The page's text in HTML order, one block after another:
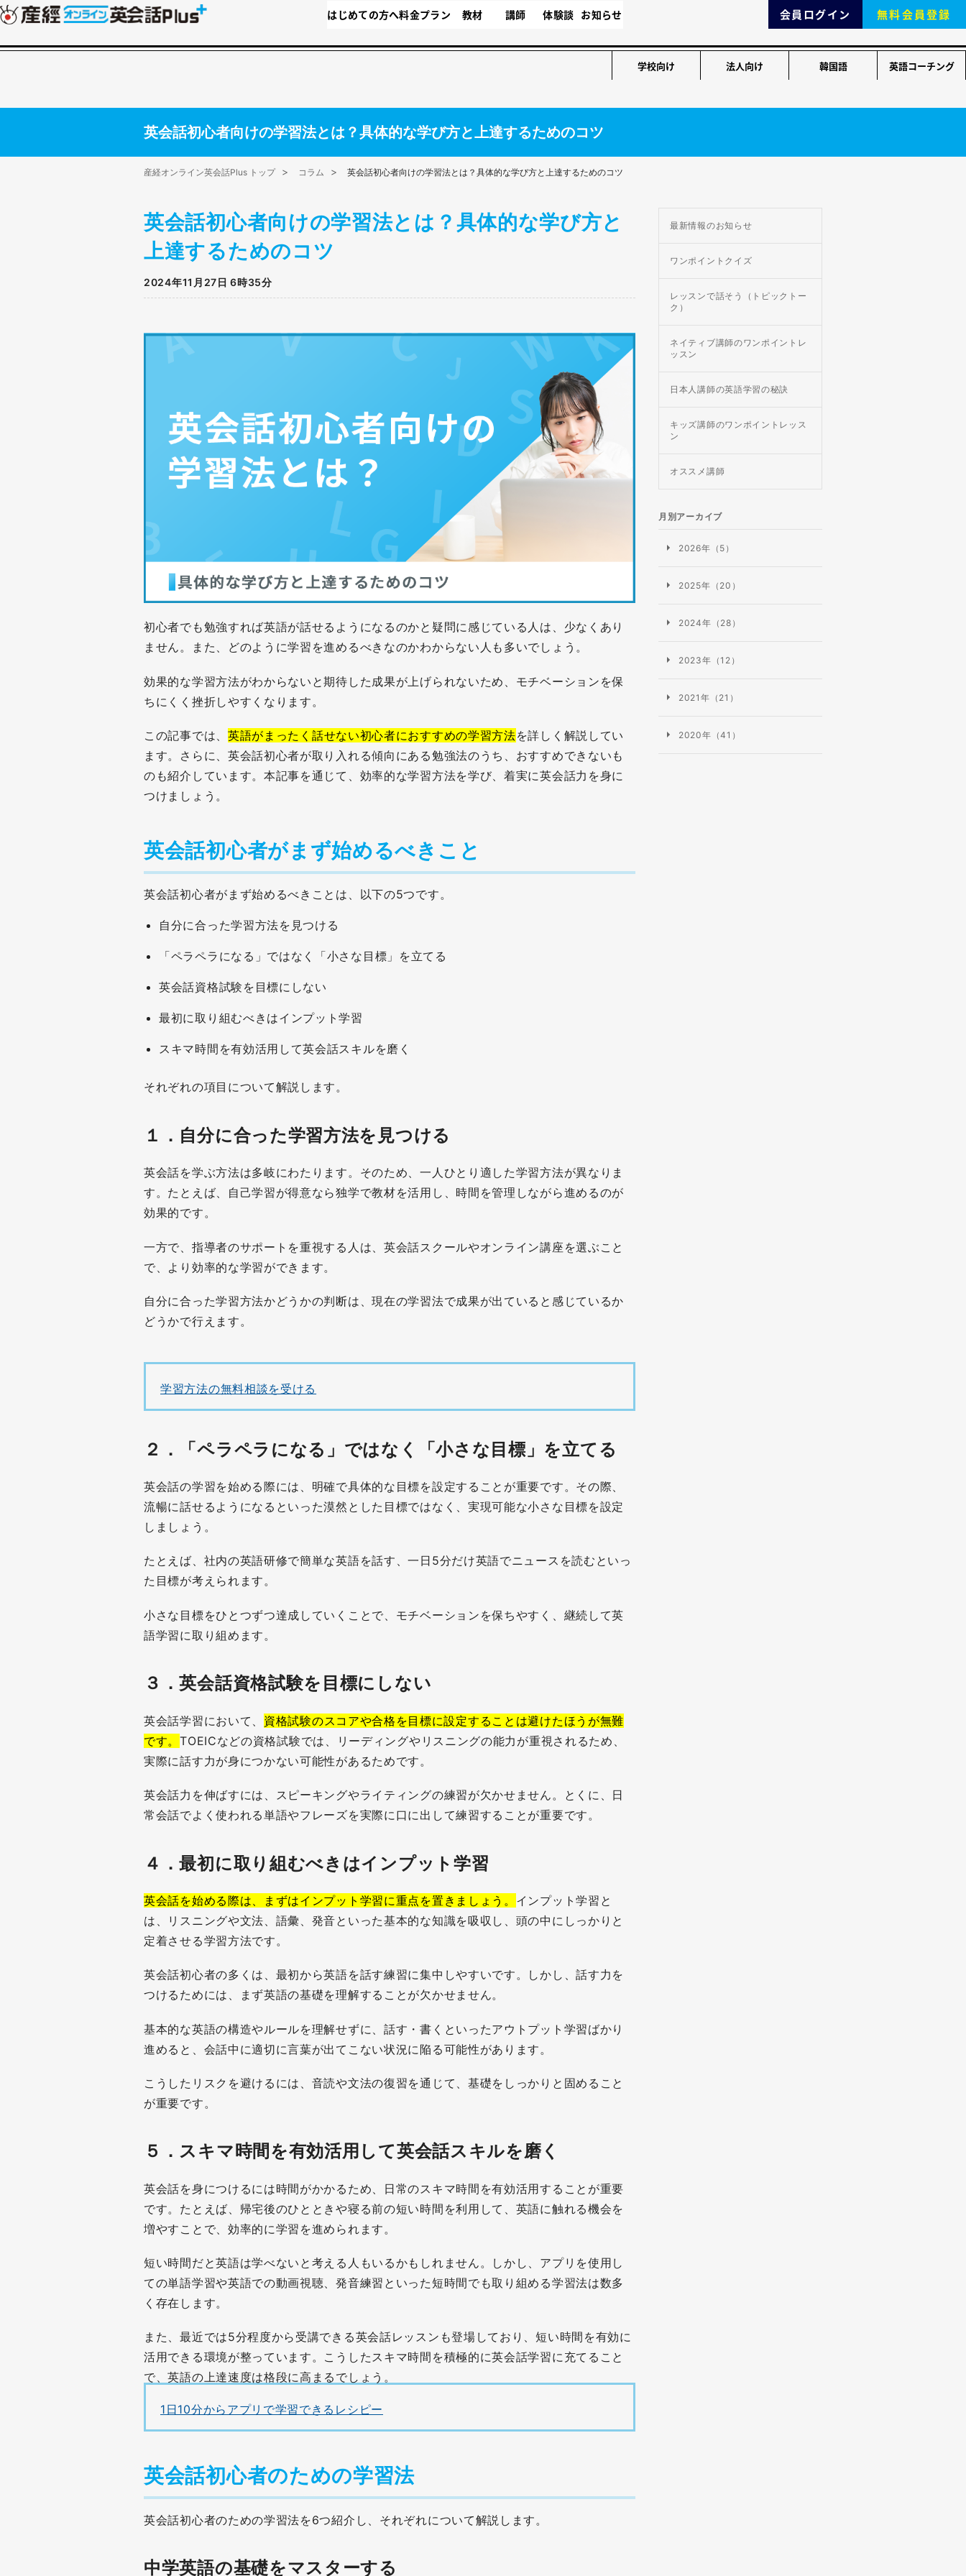
はじめての方へ料金プラン 教材 講師 体験談 お知らせ 会員ログイン 無料会員登録
学校向け 法人向け 韓国語 英語コーチング
英会話初心者向けの学習法とは？具体的な学び方と上達するためのコツ
産経オンライン英会話Plus トップ コラム 英会話初心者向けの学習法とは？具体的な学び方と上達するためのコツ
英会話初心者向けの学習法とは？具体的な学び方と
上達するためのコツ
2024年11月27日 6時35分
初心者でも勉強すれば英語が話せるようになるのかと疑問に感じている人は、少なくあり
ません。また、どのように学習を進めるべきなのかわからない人も多いでしょう。
効果的な学習方法がわからないと期待した成果が上げられないため、モチベーションを保
ちにくく挫折しやすくなります。
この記事では、 英語がまったく話せない初心者におすすめの学習方法を詳しく解説してい
ます。さらに、英会話初心者が取り入れる傾向にある勉強法のうち、おすすめできないも
のも紹介しています。本記事を通じて、効率的な学習方法を学び、着実に英会話力を身に
つけましょう。
英会話初心者がまず始めるべきこと
英会話初心者がまず始めるべきことは、以下の5つです。
自分に合った学習方法を見つける
「ペラペラになる」ではなく「小さな目標」を立てる
英会話資格試験を目標にしない
最初に取り組むべきはインプット学習
スキマ時間を有効活用して英会話スキルを磨く
それぞれの項目について解説します。
１． 自分に合った学習方法を見つける
英会話を学ぶ方法は多岐にわたります。そのため、一人ひとり適した学習方法が異なりま
す。たとえば、自己学習が得意なら独学で教材を活用し、時間を管理しながら進めるのが
効果的です。
一方で、指導者のサポートを重視する人は、英会話スクールやオンライン講座を選ぶこと
で、より効率的な学習ができます。
自分に合った学習方法かどうかの判断は、現在の学習法で成果が出ていると感じているか
どうかで行えます。
学習方法の無料相談を受ける
２． 「ペラペラになる」ではなく「小さな目標」を立てる
英会話の学習を始める際には、明確で具体的な目標を設定することが重要です。その際、
流暢に話せるようになるといった漠然とした目標ではなく、実現可能な小さな目標を設定
しましょう。
たとえば、社内の英語研修で簡単な英語を話す、一日5分だけ英語でニュースを読むといっ
た目標が考えられます。
小さな目標をひとつずつ達成していくことで、モチベーションを保ちやすく、継続して英
語学習に取り組めます。
３．英会話資格試験を目標にしない
英会話学習において、 資格試験のスコアや合格を目標に設定することは避けたほうが無難
です。TOEICなどの資格試験では、リーディングやリスニングの能力が重視されるため、
実際に話す力が身につかない可能性があるためです。
英会話力を伸ばすには、スピーキングやライティングの練習が欠かせません。とくに、日
常会話でよく使われる単語やフレーズを実際に口に出して練習することが重要です。
４．最初に取り組むべきはインプット学習
英会話を始める際は、まずはインプット学習に重点を置きましょう。 インプット学習と
は、リスニングや文法、語彙、発音といった基本的な知識を吸収し、頭の中にしっかりと
定着させる学習方法です。
英会話初心者の多くは、最初から英語を話す練習に集中しやすいです。しかし、話す力を
つけるためには、まず英語の基礎を理解することが欠かせません。
基本的な英語の構造やルールを理解せずに、話す・書くといったアウトプット学習ばかり
進めると、会話中に適切に言葉が出てこない状況に陥る可能性があります。
こうしたリスクを避けるには、音読や文法の復習を通じて、基礎をしっかりと固めること
が重要です。
５． スキマ時間を有効活用して英会話スキルを磨く
英会話を身につけるには時間がかかるため、日常のスキマ時間を有効活用することが重要
です。たとえば、帰宅後のひとときや寝る前の短い時間を利用して、英語に触れる機会を
増やすことで、効率的に学習を進められます。
短い時間だと英語は学べないと考える人もいるかもしれません。しかし、アプリを使用し
ての単語学習や英語での動画視聴、発音練習といった短時間でも取り組める学習法は数多
く存在します。
また、最近では5分程度から受講できる英会話レッスンも登場しており、短い時間を有効に
活用できる環境が整っています。こうしたスキマ時間を積極的に英会話学習に充てること
で、英語の上達速度は格段に高まるでしょう。
1日10分からアプリで学習できるレシピー
英会話初心者のための学習法
英会話初心者のための学習法を6つ紹介し、それぞれについて解説します。
中学英語の基礎をマスターする
最新情報のお知らせ
ワンポイントクイズ
レッスンで話そう（トピックトー
ク）
ネイティブ講師のワンポイントレ
ッスン
日本人講師の英語学習の秘訣
キッズ講師のワンポイントレッス
ン
オススメ講師
月別アーカイブ
2026年（5）
2025年（20）
2024年（28）
2023年（12）
2021年（21）
2020年（41）